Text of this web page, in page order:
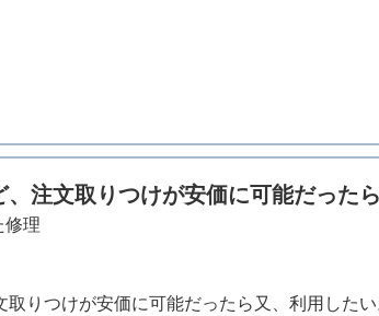
、注文取りつけが安価に可能だった
理
りつけが安価に可能だったら又、利用した